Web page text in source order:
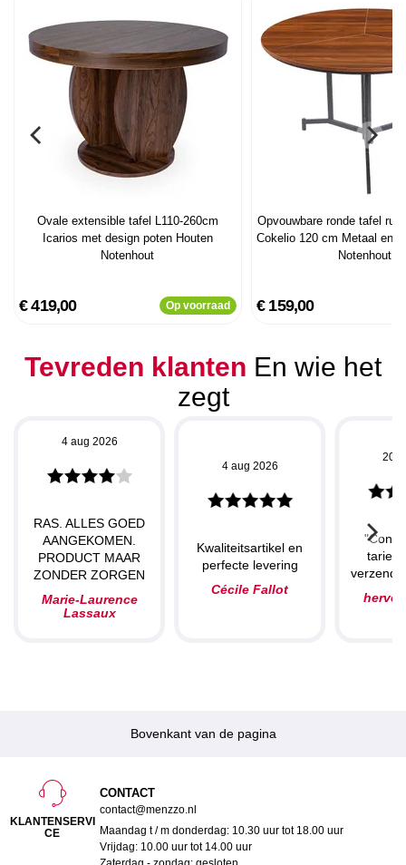
Ovale extensible tafel L110-260cm
Icarios met design poten Houten
Notenhout
€ 419,00 Op voorraad
Opvouwbare ronde tafel
Cokelio 120 cm Metaal en
Notenhout
€ 159,00
Tevreden klanten En wie het
zegt
4 aug 2026
RAS. ALLES GOED
AANGEKOMEN.
PRODUCT MAAR
ZONDER ZORGEN
Marie-Laurence
Lassaux
4 aug 2026
Kwaliteitsartikel en
perfecte levering
Cécile Fallot
20
herve
Bovenkant van de pagina
KLANTENSERVI
CE
CONTACT
contact@menzzo.nl
Maandag t / m donderdag: 10.30 uur tot 18.00 uur
Vrijdag: 10.00 uur tot 14.00 uur